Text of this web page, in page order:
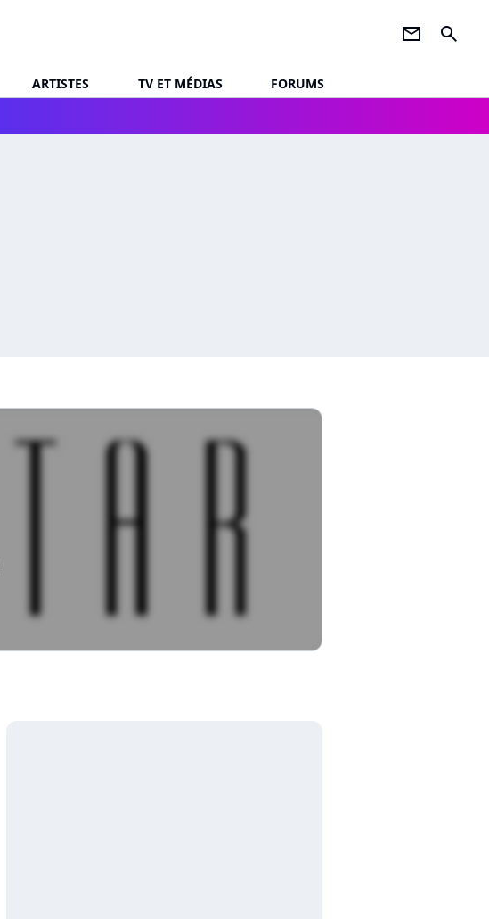
newsletter search
ARTISTES TV ET MÉDIAS
FORUMS